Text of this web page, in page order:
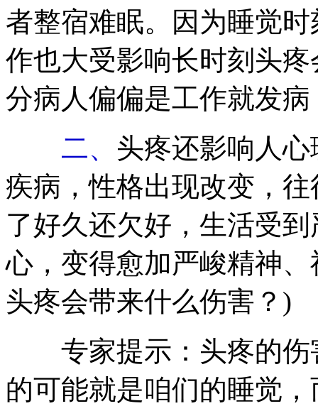
者整宿难眠。因为睡觉
作也大受影响长时刻头
分病人偏偏是工作就发
二、 头疼还影响人
疾病，性格出现改变，
了好久还欠好，生活受
心，变得愈加严峻精神
头疼会带来什么伤害？)
专家提示：头疼的伤
的可能就是咱们的睡觉